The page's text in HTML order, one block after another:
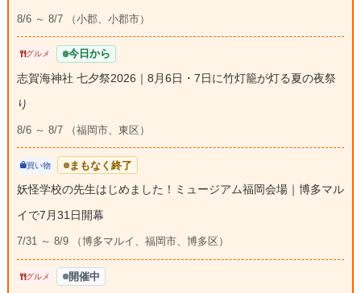
8/6 ～ 8/7 （小郡、小郡市）
グルメ 今日から
志賀海神社 七夕祭2026｜8月6日・7日に竹灯籠が灯る夏の夜祭
り
8/6 ～ 8/7 （福岡市、東区）
買い物 まもなく終了
妖怪学校の先生はじめました！ミュージアム福岡会場｜博多マル
イで7月31日開幕
7/31 ～ 8/9 （博多マルイ、福岡市、博多区）
グルメ 開催中